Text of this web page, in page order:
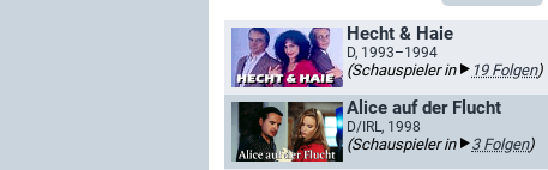
Hecht & Haie
D, 1993–1994
(Schauspieler in 19 Folgen)
Alice auf der Flucht
D/IRL, 1998
(Schauspieler in 3 Folgen)